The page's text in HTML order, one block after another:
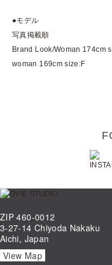
●モデル
写真掲載順
Brand Look/Woman 174cm
woman 169cm size:F
ZIP 460-0012
3-27-14 Chiyoda Nakaku
Aichi, Japan
View Map